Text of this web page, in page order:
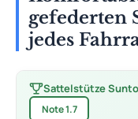
gefederten
jedes
Sattelstütze
Note 1.7